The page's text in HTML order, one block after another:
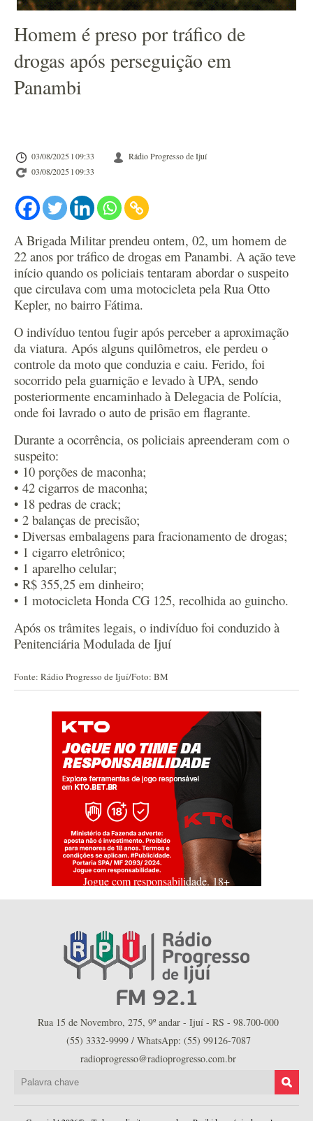
Homem é preso por tráfico de
drogas após perseguição em
Panambi
03/08/2025 l 09:33
Rádio Progresso de Ijuí
03/08/2025 l 09:33
A Brigada Militar prendeu ontem, 02, um homem de
22 anos por tráfico de drogas em Panambi. A ação teve
início quando os policiais tentaram abordar o suspeito
que circulava com uma motocicleta pela Rua Otto
Kepler, no bairro Fátima.
O indivíduo tentou fugir após perceber a aproximação
da viatura. Após alguns quilômetros, ele perdeu o
controle da moto que conduzia e caiu. Ferido, foi
socorrido pela guarnição e levado à UPA, sendo
posteriormente encaminhado à Delegacia de Polícia,
onde foi lavrado o auto de prisão em flagrante.
Durante a ocorrência, os policiais apreenderam com o
suspeito:
• 10 porções de maconha;
• 42 cigarros de maconha;
• 18 pedras de crack;
• 2 balanças de precisão;
• Diversas embalagens para fracionamento de drogas;
• 1 cigarro eletrônico;
• 1 aparelho celular;
• R$ 355,25 em dinheiro;
• 1 motocicleta Honda CG 125, recolhida ao guincho.
Após os trâmites legais, o indivíduo foi conduzido à
Penitenciária Modulada de Ijuí
Fonte: Rádio Progresso de Ijuí/Foto: BM
Jogue com responsabilidade. 18+
Rua 15 de Novembro, 275, 9º andar - Ijuí - RS - 98.700-000
(55) 3332-9999 / WhatsApp: (55) 99126-7087
radioprogresso@radioprogresso.com.br